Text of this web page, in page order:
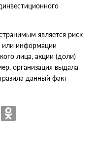
является риск
или информации
лица, акции (доли)
организация выдала
данный факт